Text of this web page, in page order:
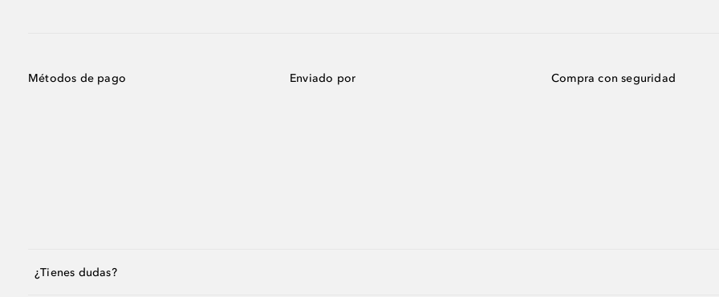
Métodos de pago Enviado por Compra con seguridad
¿Tienes dudas?